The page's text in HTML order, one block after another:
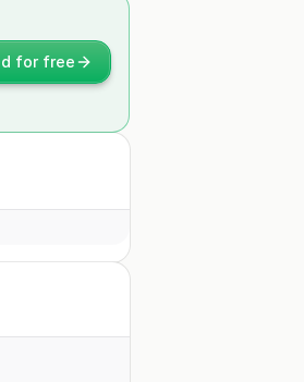
for free